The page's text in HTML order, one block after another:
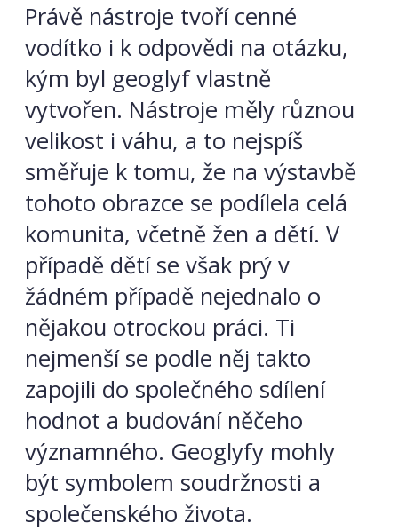
Právě nástroje tvoří cenné
vodítko i k odpovědi na otázku,
kým byl geoglyf vlastně
vytvořen. Nástroje měly různou
velikost i váhu, a to nejspíš
směřuje k tomu, že na výstavbě
tohoto obrazce se podílela celá
komunita, včetně žen a dětí. V
případě dětí se však prý v
žádném případě nejednalo o
nějakou otrockou práci. Ti
nejmenší se podle něj takto
zapojili do společného sdílení
hodnot a budování něčeho
významného. Geoglyfy mohly
být symbolem soudržnosti a
společenského života.